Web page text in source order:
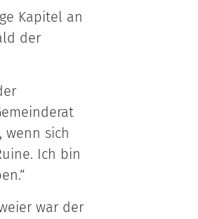
Kapitel an
der
wenn sich
Ich bin
war der